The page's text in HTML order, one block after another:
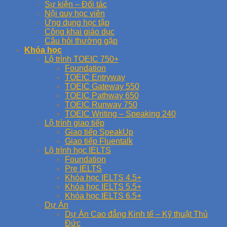
Sự kiện – Đối tác
Nội quy học viên
Ứng dụng học tập
Công khai giáo dục
Câu hỏi thường gặp
Khóa học
Lộ trình TOEIC 750+
Foundation
TOEIC Entryway
TOEIC Gateway 550
TOEIC Pathway 650
TOEIC Runway 750
TOEIC Writing – Speaking 240
Lộ trình giao tiếp
Giao tiếp SpeakUp
Giao tiếp Fluentalk
Lộ trình học IELTS
Foundation
Pre IELTS
Khóa học IELTS 4.5+
Khóa học IELTS 5.5+
Khóa học IELTS 6.5+
Dự Án
Dự Án Cao đẳng Kinh tế – Kỹ thuật Thủ
Đức